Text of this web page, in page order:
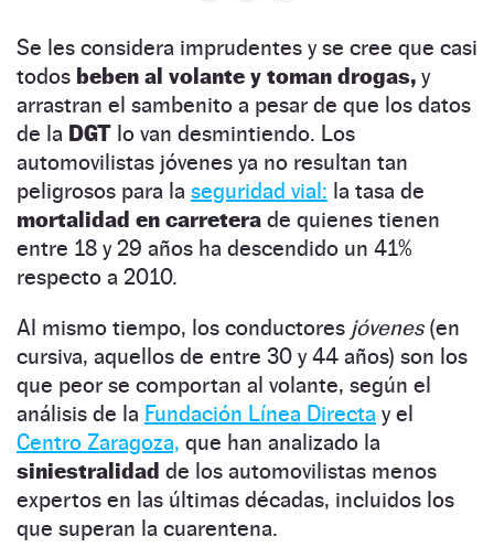
Se les considera imprudentes y se cree que casi
todos beben al volante y toman drogas, y
arrastran el sambenito a pesar de que los datos
de la DGT lo van desmintiendo. Los
automovilistas jóvenes ya no resultan tan
peligrosos para la seguridad vial: la tasa de
mortalidad en carretera de quienes tienen
entre 18 y 29 años ha descendido un 41%
respecto a 2010.
Al mismo tiempo, los conductores jóvenes(en
cursiva, aquellos de entre 30 y 44 años) son los
que peor se comportan al volante, según el
análisis de la Fundación Línea Directa y el
Centro Zaragoza, que han analizado la
siniestralidad de los automovilistas menos
expertos en las últimas décadas, incluidos los
que superan la cuarentena.